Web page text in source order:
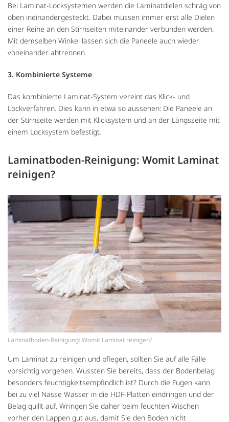
Bei Laminat-Locksystemen werden die Laminatdielen schräg von
oben ineinandergesteckt. Dabei müssen immer erst alle Dielen
einer Reihe an den Stirnseiten miteinander verbunden werden.
Mit demselben Winkel lassen sich die Paneele auch wieder
voneinander abtrennen.
3. Kombinierte Systeme
Das kombinierte Laminat-System vereint das Klick- und
Lockverfahren. Dies kann in etwa so aussehen: Die Paneele an
der Stirnseite werden mit Klicksystem und an der Längsseite mit
einem Locksystem befestigt.
Laminatboden-Reinigung: Womit Laminat
reinigen?
Laminatboden-Reinigung: Womit Laminat reinigen?
Um Laminat zu reinigen und pflegen, sollten Sie auf alle Fälle
vorsichtig vorgehen. Wussten Sie bereits, dass der Bodenbelag
besonders feuchtigkeitsempfindlich ist? Durch die Fugen kann
bei zu viel Nässe Wasser in die HDF-Platten eindringen und der
Belag quillt auf. Wringen Sie daher beim feuchten Wischen
vorher den Lappen gut aus, damit Sie den Boden nicht